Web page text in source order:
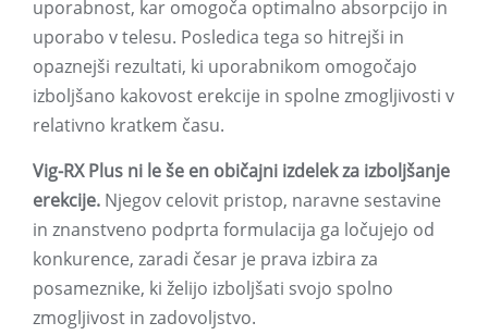
uporabnost, kar omogoča optimalno absorpcijo in
uporabo v telesu. Posledica tega so hitrejši in
opaznejši rezultati, ki uporabnikom omogočajo
izboljšano kakovost erekcije in spolne zmogljivosti v
relativno kratkem času.
Vig-RX Plus ni le še en običajni izdelek za izboljšanje
erekcije. Njegov celovit pristop, naravne sestavine
in znanstveno podprta formulacija ga ločujejo od
konkurence, zaradi česar je prava izbira za
posameznike, ki želijo izboljšati svojo spolno
zmogljivost in zadovoljstvo.